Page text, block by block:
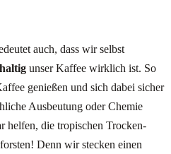
auch, dass wir selbst
unser Kaffee wirklich ist. So
genießen und sich dabei sicher
Ausbeutung oder Chemie
helfen, die tropischen Trocken-
Denn wir stecken einen